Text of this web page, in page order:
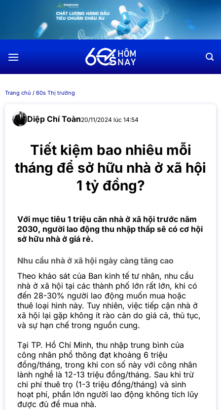
dung
Trang chủ / 60s Thị trường
Diệp Chí Toàn20/11/2024 lúc 14:54
Tiết kiệm bao nhiêu mỗi
tháng để sở hữu nhà ở xã hội
1 tỷ đồng?
Với mục tiêu 1 triệu căn nhà ở xã hội trước năm
2030, người lao động thu nhập thấp sẽ có cơ hội
sở hữu nhà ở giá rẻ.
Nhu cầu nhà ở xã hội ngày càng tăng cao
Theo khảo sát của Ban kinh tế tư nhân, nhu cầu
nhà ở xã hội tại các thành phố lớn rất lớn, khi có
đến 28-30% người lao động muốn mua hoặc
thuê loại hình này. Tuy nhiên, việc tiếp cận nhà ở
xã hội lại gặp không ít rào cản do giá cả, thủ tục,
và sự hạn chế trong nguồn cung.
Tại TP. Hồ Chí Minh, thu nhập trung bình của
công nhân phổ thông đạt khoảng 6 triệu
đồng/tháng, trong khi con số này với công nhân
lành nghề là 12-13 triệu đồng/tháng. Sau khi trừ
chi phí thuê trọ (1-3 triệu đồng/tháng) và sinh
hoạt phí, phần lớn người lao động không tích lũy
được đủ để mua nhà.